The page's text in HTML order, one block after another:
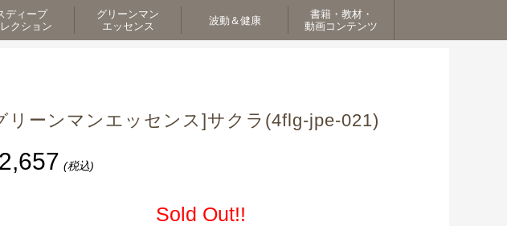
ディープ
クション
グリーンマン
エッセンス
波動＆健康
書籍・教材・
動画コンテンツ
リーンマンエッセンス]サクラ(4flg-jpe-021)
(税込)
Sold Out!!